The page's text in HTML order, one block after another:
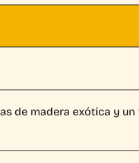
de madera exótica y